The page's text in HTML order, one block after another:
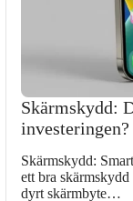
Skärmskydd:
investeringen?
Skärmskydd:
ett bra
dyrt skärmbyte…